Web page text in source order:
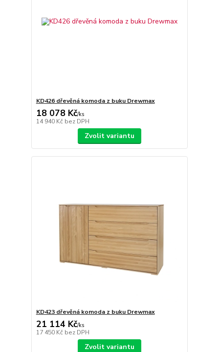
KD426 dřevěná komoda z buku Drewmax
18 078 Kč/ks
14 940 Kč bez DPH
Zvolit variantu
KD423 dřevěná komoda z buku Drewmax
21 114 Kč/ks
17 450 Kč bez DPH
Zvolit variantu